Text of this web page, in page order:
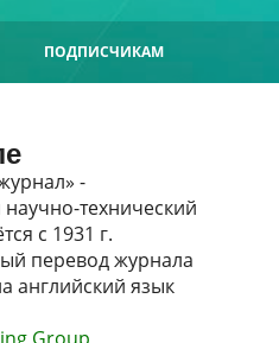
ПОДПИСЧИКАМ
-
технический
с 1931 г.
перевод журнала
английский язык